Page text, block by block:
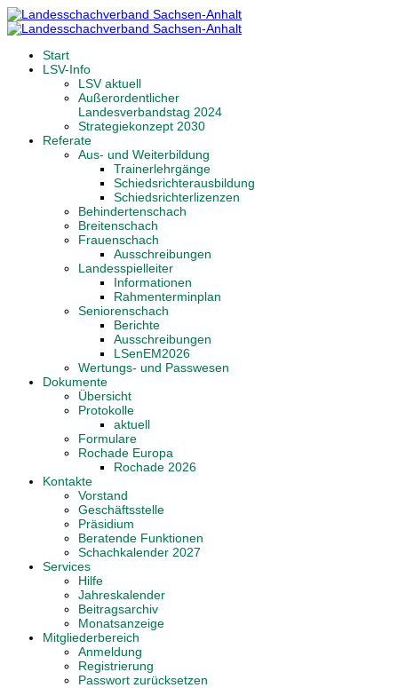
Start
LSV-Info
LSV aktuell
Außerordentlicher
Landesverbandstag 2024
Strategiekonzept 2030
Referate
Aus- und Weiterbildung
Trainerlehrgänge
Schiedsrichterausbildung
Schiedsrichterlizenzen
Behindertenschach
Breitenschach
Frauenschach
Ausschreibungen
Landesspielleiter
Informationen
Rahmenterminplan
Seniorenschach
Berichte
Ausschreibungen
LSenEM2026
Wertungs- und Passwesen
Dokumente
Übersicht
Protokolle
aktuell
Formulare
Rochade Europa
Rochade 2026
Kontakte
Vorstand
Geschäftsstelle
Präsidium
Beratende Funktionen
Schachkalender 2027
Services
Hilfe
Jahreskalender
Beitragsarchiv
Monatsanzeige
Mitgliederbereich
Anmeldung
Registrierung
Passwort zurücksetzen